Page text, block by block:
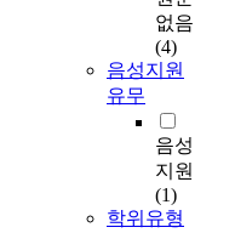
없음
(4)
음성지원
유무
음성
지원
(1)
학위유형